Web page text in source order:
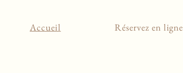
Accueil Réservez en ligne